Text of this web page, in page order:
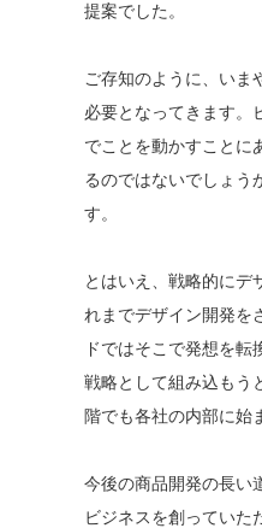
提案でした。
ご存知のように、いま
必要となってきます。
でことを動かすことに
るのではないでしょう
す。
とはいえ、戦略的にデ
れまでデザイン開発を
ドではそこで発想を
戦略として組み込もう
階でも各社の内部に始
今後の商品開発の長い
ビジネスを創っていた